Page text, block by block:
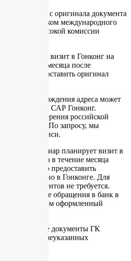
верной копии с оригинала документа
сотрудником международного
или высокой комиссии
планирует визит в Гонконг на
в течение месяца после
можно предоставить оригинал
подтверждения адреса может
России в САР Гонконг.
услуги заверения российской
записи. По запросу, мы
для записи.
бенефициар планирует визит в
счета в течение месяца
то можно предоставить
в Гонконге. Для
документов не требуется.
что в случае обращения в банк в
образом оформленный
документы ГК
вышеуказанных